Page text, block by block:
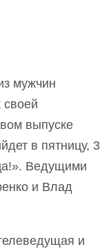
мужчин
выпуске
в пятницу, 3
Ведущими
и Влад
и